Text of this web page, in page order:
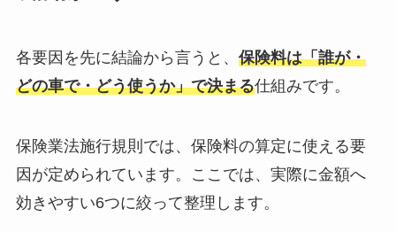
各要因を先に結論から言うと、 保険料は「誰が・
どの車で・どう使うか」で決まる仕組みです。
保険業法施行規則では、保険料の算定に使える要
因が定められています。ここでは、実際に金額へ
効きやすい6つに絞って整理します。